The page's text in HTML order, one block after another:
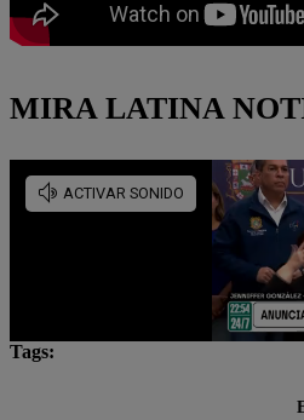
MIRA LATINA
Tags: